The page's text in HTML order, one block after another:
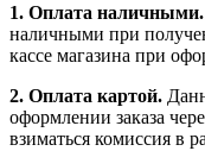
1. Оплата наличными.
наличными при
кассе магазина при
2. Оплата картой.
оформлении заказа
взиматься комиссия в